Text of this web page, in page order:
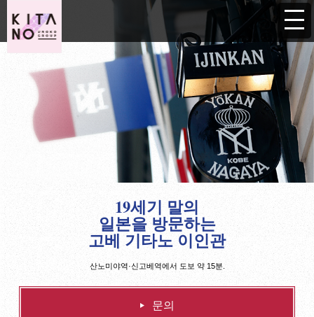
IJINKAN[Uroko-no-Ie]
19세기 말의
일본을 방문하는
고베 기타노 이인관
산노미야역·신고베역에서 도보 약 15분.
문의